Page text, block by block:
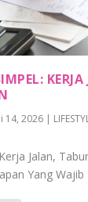
KERJA
14, 2026 |
Jalan,
Yang Wajib